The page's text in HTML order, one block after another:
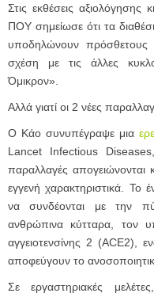
Στις εκθέσεις
ΠΟΥ σημείωσε ότι τα
υποδηλώνουν πρόσθετους
σχέση με τις άλλες
Όμικρον».
Αλλά γιατί οι 2 νέες
Ο Κάο συνυπέγραψε μια
Lancet Infectious
παραλλαγές απογειώνονται
εγγενή χαρακτηριστικά. Το
να συνδέονται με την
ανθρώπινα κύτταρα, τον
αγγειοτενσίνης 2 (ACE2),
αποφεύγουν το
Σε εργαστηριακές